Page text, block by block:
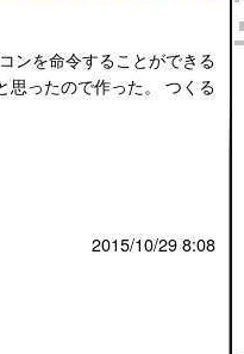
ンを命令することができる
思ったので作った。 つくる
2015/10/29 8:08